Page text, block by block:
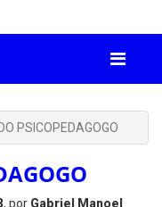
PSICOPEDAGOGO
, por Gabriel Manoel